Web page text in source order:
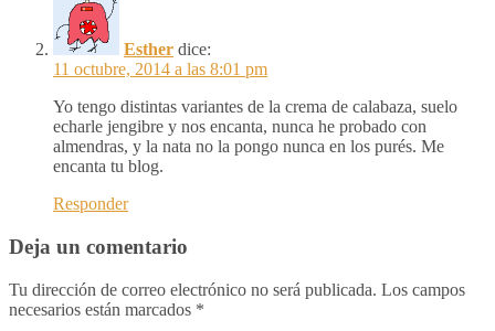
Esther dice:
11 octubre, 2014 a las 8:01 pm
Yo tengo distintas variantes de la crema de calabaza, suelo
echarle jengibre y nos encanta, nunca he probado con
almendras, y la nata no la pongo nunca en los purés. Me
encanta tu blog.
Responder
Deja un comentario
Tu dirección de correo electrónico no será publicada. Los campos
necesarios están marcados *